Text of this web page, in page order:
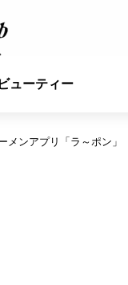
ビューティー
ンアプリ「ラ～ポン」